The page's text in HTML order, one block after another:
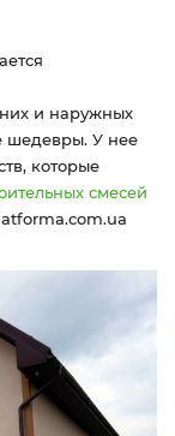
и наружных
шедевры. У нее
которые
смесей